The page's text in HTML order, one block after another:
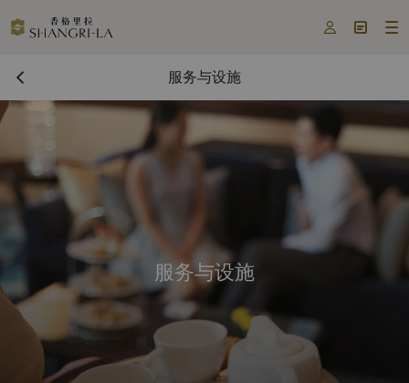
  
服务与设施
服务与设施